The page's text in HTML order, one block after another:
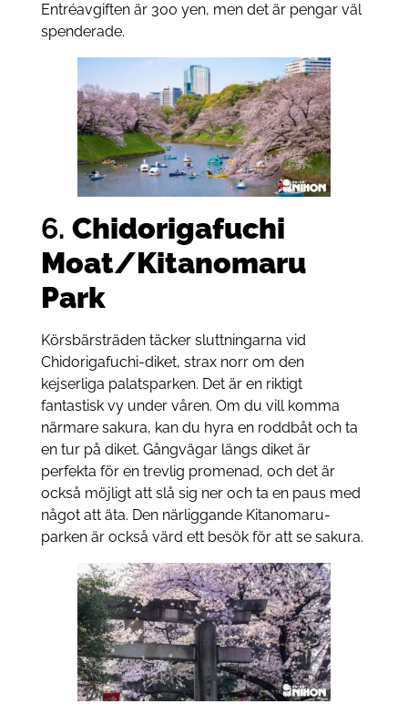
Entréavgiften är 300 yen, men det är pengar väl
spenderade.
6. Chidorigafuchi
Moat/Kitanomaru
Park
Körsbärsträden täcker sluttningarna vid
Chidorigafuchi-diket, strax norr om den
kejserliga palatsparken. Det är en riktigt
fantastisk vy under våren. Om du vill komma
närmare sakura, kan du hyra en roddbåt och ta
en tur på diket. Gångvägar längs diket är
perfekta för en trevlig promenad, och det är
också möjligt att slå sig ner och ta en paus med
något att äta. Den närliggande Kitanomaru-
parken är också värd ett besök för att se sakura.